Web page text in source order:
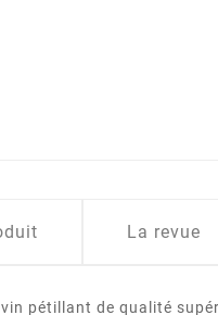
La revue
vin pétillant de qualité